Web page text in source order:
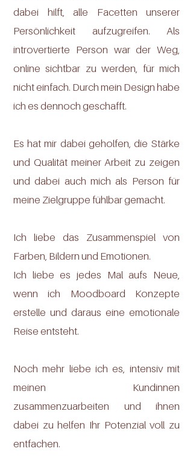
dabei hilft, alle Facetten unserer
Persönlichkeit aufzugreifen. Als
introvertierte Person war der Weg,
online sichtbar zu werden, für mich
nicht einfach. Durch mein Design habe
ich es dennoch geschafft.
Es hat mir dabei geholfen, die Stärke
und Qualität meiner Arbeit zu zeigen
und dabei auch mich als Person für
meine Zielgruppe fühlbar gemacht.
Ich liebe das Zusammenspiel von
Farben, Bildern und Emotionen.
Ich liebe es jedes Mal aufs Neue,
wenn ich Moodboard Konzepte
erstelle und daraus eine emotionale
Reise entsteht.
Noch mehr liebe ich es, intensiv mit
meinen Kundinnen
zusammenzuarbeiten und ihnen
dabei zu helfen Ihr Potenzial voll zu
entfachen.